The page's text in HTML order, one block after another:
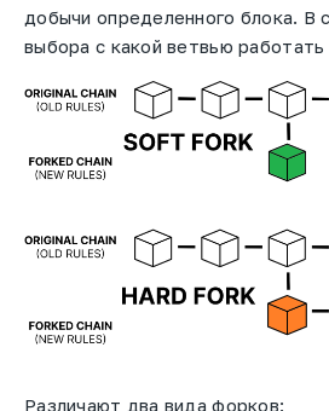
добычи определенного блока. В
выбора с какой ветвью
Различают два вида форков: